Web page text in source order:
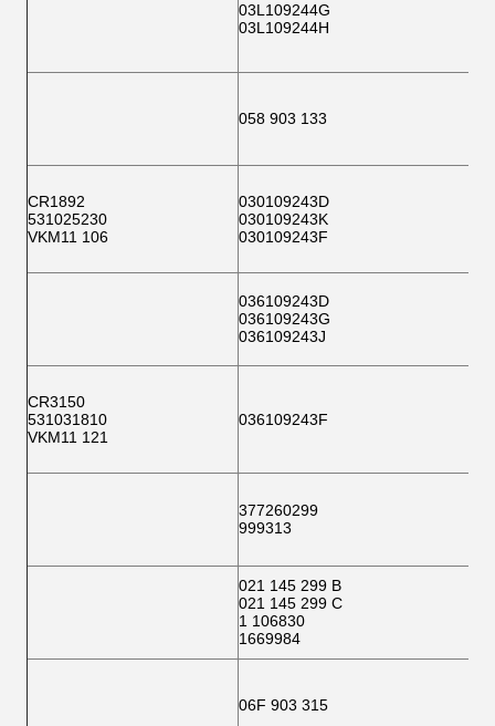
03L109244G
03L109244H
058 903 133
CR1892
531025230
VKM11 106
030109243D
030109243K
030109243F
036109243D
036109243G
036109243J
CR3150
531031810
VKM11 121
036109243F
377260299
999313
021 145 299 B
021 145 299 C
1 106830
1669984
06F 903 315